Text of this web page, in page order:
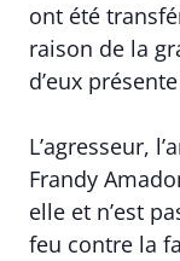
ont été
raison de la
d’eux
L’agresseur,
Frandy
elle et n’est
feu contre la